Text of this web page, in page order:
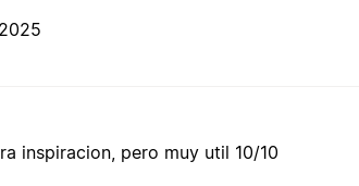
inspiracion, pero muy util 10/10